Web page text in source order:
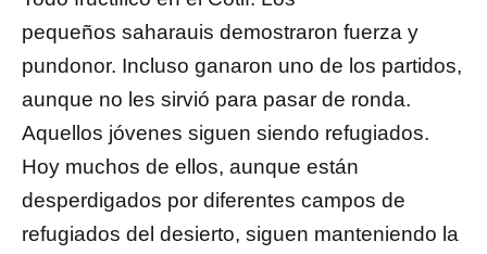
pequeños saharauis demostraron fuerza y
pundonor. Incluso ganaron uno de los partidos,
aunque no les sirvió para pasar de ronda.
Aquellos jóvenes siguen siendo refugiados.
Hoy muchos de ellos, aunque están
desperdigados por diferentes campos de
refugiados del desierto, siguen manteniendo la